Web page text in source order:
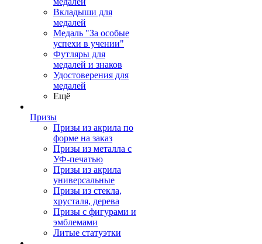
Вкладыши для
медалей
Медаль "За особые
успехи в учении"
Футляры для
медалей и знаков
Удостоверения для
медалей
Ещё
Призы
Призы из акрила по
форме на заказ
Призы из металла с
УФ-печатью
Призы из акрила
универсальные
Призы из стекла,
хрусталя, дерева
Призы с фигурами и
эмблемами
Литые статуэтки